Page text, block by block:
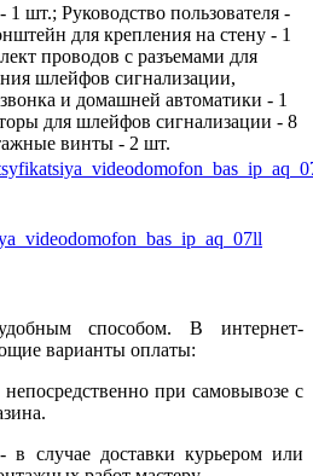
шт.; Руководство пользователя -
для крепления на стену - 1
проводов с разъемами для
шлейфов сигнализации,
и домашней автоматики - 1
для шлейфов сигнализации - 8
винты - 2 шт.
способом. В интернет-
варианты оплаты:
при самовывозе с
в случае доставки курьером или